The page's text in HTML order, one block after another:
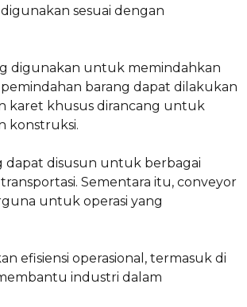
sesuai dengan
digunakan untuk memindahkan
barang dapat dilakukan
karet khusus dirancang untuk
konstruksi.
dapat disusun untuk berbagai
Sementara itu, conveyor
untuk operasi yang
efisiensi operasional, termasuk di
industri dalam